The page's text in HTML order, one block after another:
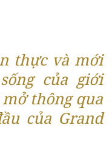
thực và mới
của giới
thông qua
của Grand